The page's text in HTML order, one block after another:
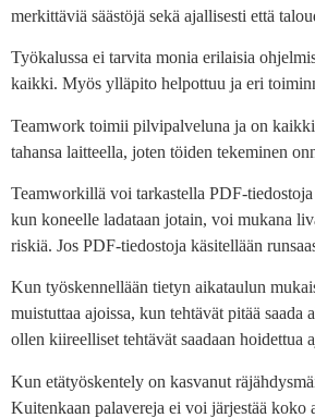
merkittäviä säästöjä sekä ajallisesti että
Työkalussa ei tarvita monia erilaisia
kaikki. Myös ylläpito helpottuu ja eri
Teamwork toimii pilvipalveluna ja on
tahansa laitteella, joten töiden tekeminen
Teamworkillä voi tarkastella PDF-
kun koneelle ladataan jotain, voi mukana
riskiä. Jos PDF-tiedostoja käsitellään
Kun työskennellään tietyn aikataulun
muistuttaa ajoissa, kun tehtävät pitää
ollen kiireelliset tehtävät saadaan hoidettua
Kun etätyöskentely on kasvanut
Kuitenkaan palavereja ei voi järjestää koko